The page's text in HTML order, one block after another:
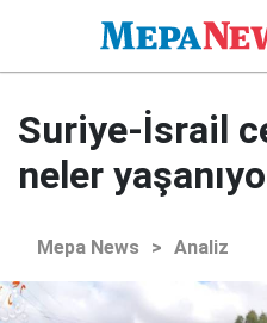
Suriye-İsrail
neler
Mepa News > Analiz